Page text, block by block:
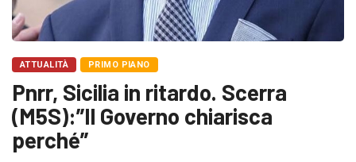
ATTUALITÀ PRIMO PIANO
Pnrr, Sicilia in ritardo. Scerra
(M5S):”Il Governo chiarisca
perché”